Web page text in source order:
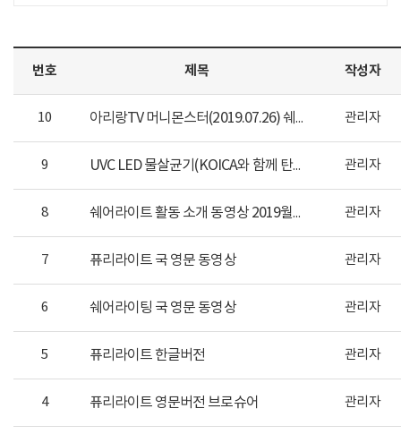
번호 제목 작성자
10 아리랑TV 머니몬스터(2019.07.26) 쉐어라이트 방영분 관리자
9 UVC LED 물살균기(KOICA와 함께 탄자니아로 영문자막) 관리자
8 쉐어라이트 활동 소개 동영상 2019월6월 관리자
7 퓨리라이트 국 영문 동영상 관리자
6 쉐어라이팅 국 영문 동영상 관리자
5 퓨리라이트 한글버전 관리자
4 퓨리라이트 영문버전 브로슈어 관리자